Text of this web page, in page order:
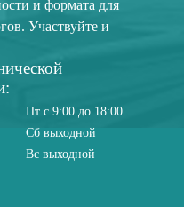
и формата для
Участвуйте и
Пт с 9:00 до 18:00
Сб выходной
Вс выходной